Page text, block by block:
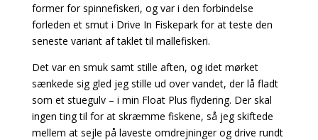
former for spinnefiskeri, og var i den forbindelse
forleden et smut i Drive In Fiskepark for at teste den
seneste variant af taklet til mallefiskeri.
Det var en smuk samt stille aften, og idet mørket
sænkede sig gled jeg stille ud over vandet, der lå fladt
som et stuegulv – i min Float Plus flydering. Der skal
ingen ting til for at skræmme fiskene, så jeg skiftede
mellem at sejle på laveste omdrejninger og drive rundt